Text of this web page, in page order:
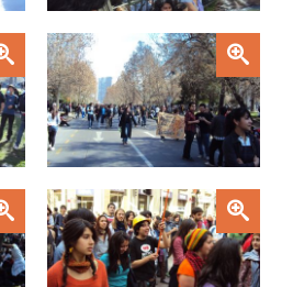
Zoom
Zoom